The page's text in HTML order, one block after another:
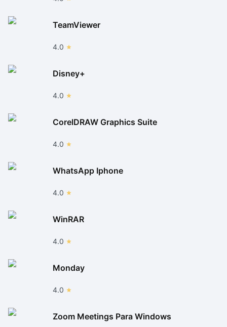
TeamViewer
4.0
Disney+
4.0
CorelDRAW Graphics Suite
4.0
WhatsApp Iphone
4.0
WinRAR
4.0
Monday
4.0
Zoom Meetings Para Windows